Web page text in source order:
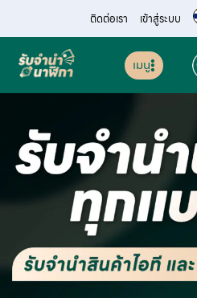
ติดต่อเรา เข้าสู่ระบบ
เมนู